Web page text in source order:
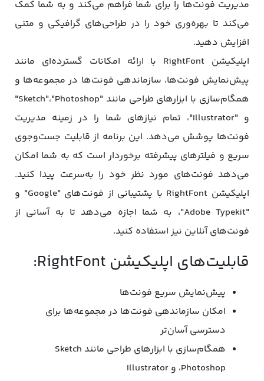
مدیریت فونت‌ها را برای شما فراهم می‌کند و به شما کمک
می‌کند تا بهره‌وری خود را در طراحی‌های گرافیکی و متنی
افزایش دهید.
اپلیکیشن RightFont با ارائه امکانات گسترده‌ای مانند
پیش‌نمایش فونت‌ها، سازماندهی فونت‌ها در مجموعه‌ها و
همگام‌سازی با ابزارهای طراحی مانند "Sketch"،"Photoshop"
و "Illustrator"، تمام نیازهای شما را در زمینه مدیریت
فونت‌ها پوشش می‌دهد. این برنامه از قابلیت جست‌وجوی
سریع و فیلترهای پیشرفته برخوردار است که به شما امکان
می‌دهد فونت‌های مورد نظر خود را به‌سرعت پیدا کنید.
اپلیکیشن RightFont با پشتیبانی از فونت‌های "Google" و
"Adobe Typekit"، به شما اجازه می‌دهد تا به آسانی از
فونت‌های آنلاین نیز استفاده کنید.
قابلیت‌های اپلیکیشن RightFont:
پیش‌نمایش سریع فونت‌ها
امکان سازماندهی فونت‌ها در مجموعه‌ها برای
دسترسی آسان‌تر
همگام‌سازی با ابزارهای طراحی مانند Sketch
،Photoshop و Illustrator